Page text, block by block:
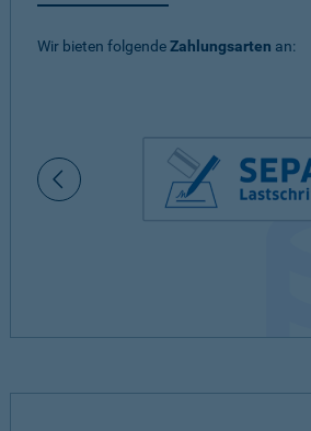
Wir bieten folgendeZahlungsarten an: